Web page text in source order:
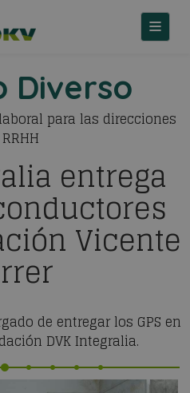
Diverso
para las direcciones
entrega
Vicente
de entregar los GPS en
DVK Integralia.